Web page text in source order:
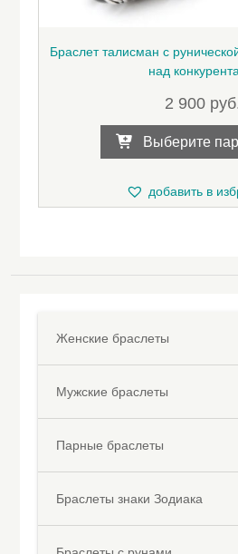
Браслет талисман с
над
2 900
Выберите
добавить в
Женские браслеты
Мужские браслеты
Парные браслеты
Браслеты знаки Зодиака